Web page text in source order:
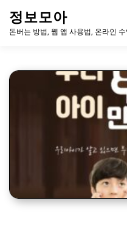
정보모아
돈버는 방법, 웹 앱 사용법, 온라인